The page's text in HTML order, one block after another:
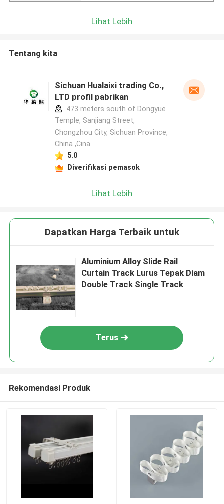
Lihat Lebih
Tentang kita
Sichuan Hualaixi trading Co.,
LTD profil pabrikan
473 meters south of Dongyue
Temple, Sanjiang Street,
Chongzhou City, Sichuan Province,
China ,Cina
5.0
Diverifikasi pemasok
Lihat Lebih
Dapatkan Harga Terbaik untuk
Aluminium Alloy Slide Rail
Curtain Track Lurus Tepak Diam
Double Track Single Track
Terus
Rekomendasi Produk